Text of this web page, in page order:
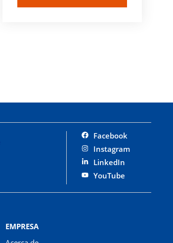
Facebook
Instagram
LinkedIn
YouTube
EMPRESA